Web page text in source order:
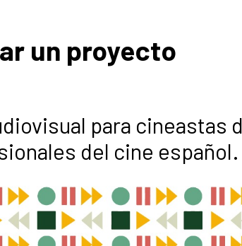
un proyecto
para cineastas
del cine español.